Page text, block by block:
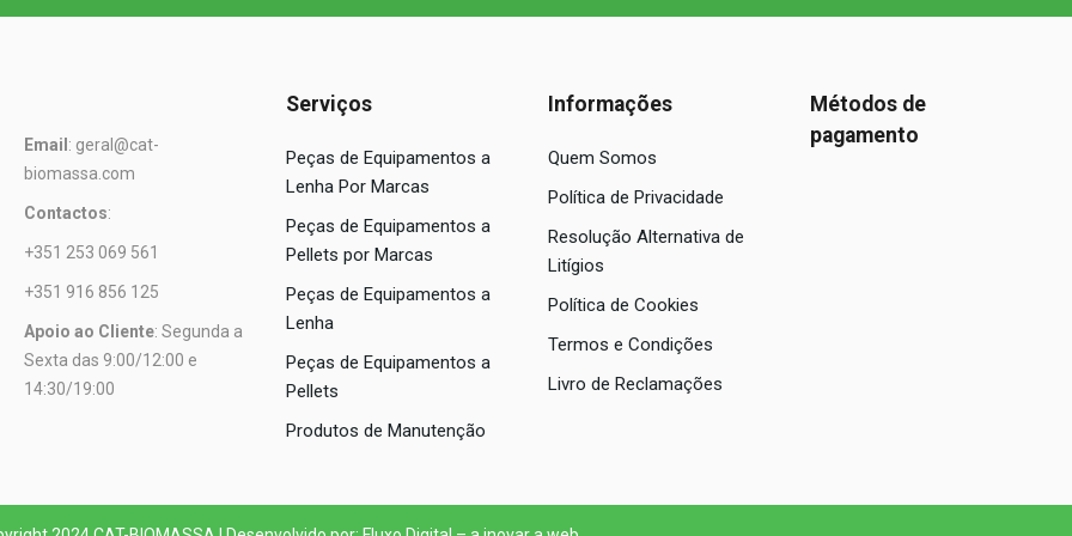
Email : geral@cat-
biomassa.com
Contactos:
+351 253 069 561
+351 916 856 125
Apoio ao Cliente: Segunda a
Sexta das 9:00/12:00 e
14:30/19:00
Serviços
Peças de Equipamentos a
Lenha Por Marcas
Peças de Equipamentos a
Pellets por Marcas
Peças de Equipamentos a
Lenha
Peças de Equipamentos a
Pellets
Produtos de Manutenção
Informações
Quem Somos
Política de Privacidade
Resolução Alternativa de
Litígios
Política de Cookies
Termos e Condições
Livro de Reclamações
Métodos de
pagamento